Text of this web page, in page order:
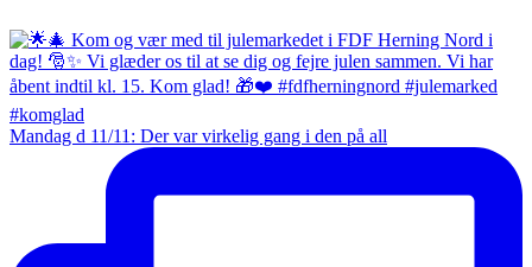
Mandag d 11/11: Der var virkelig gang i den på all